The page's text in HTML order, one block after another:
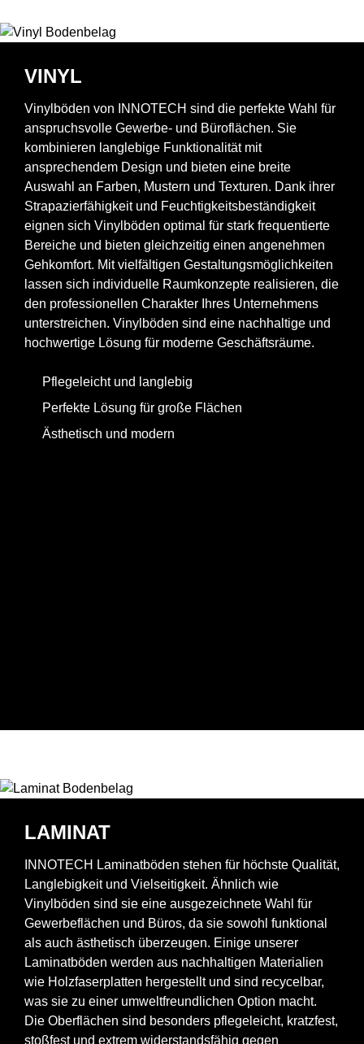
VINYL
Vinylböden von INNOTECH sind die perfekte Wahl für
anspruchsvolle Gewerbe- und Büroflächen. Sie
kombinieren langlebige Funktionalität mit
ansprechendem Design und bieten eine breite
Auswahl an Farben, Mustern und Texturen. Dank ihrer
Strapazierfähigkeit und Feuchtigkeitsbeständigkeit
eignen sich Vinylböden optimal für stark frequentierte
Bereiche und bieten gleichzeitig einen angenehmen
Gehkomfort. Mit vielfältigen Gestaltungsmöglichkeiten
lassen sich individuelle Raumkonzepte realisieren, die
den professionellen Charakter Ihres Unternehmens
unterstreichen. Vinylböden sind eine nachhaltige und
hochwertige Lösung für moderne Geschäftsräume.
Pflegeleicht und langlebig
Perfekte Lösung für große Flächen
Ästhetisch und modern
LAMINAT
INNOTECH Laminatböden stehen für höchste Qualität,
Langlebigkeit und Vielseitigkeit. Ähnlich wie
Vinylböden sind sie eine ausgezeichnete Wahl für
Gewerbeflächen und Büros, da sie sowohl funktional
als auch ästhetisch überzeugen. Einige unserer
Laminatböden werden aus nachhaltigen Materialien
wie Holzfaserplatten hergestellt und sind recycelbar,
was sie zu einer umweltfreundlichen Option macht.
Die Oberflächen sind besonders pflegeleicht, kratzfest,
stoßfest und extrem widerstandsfähig gegen